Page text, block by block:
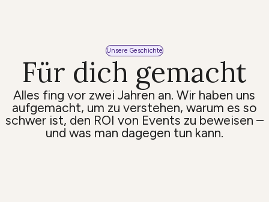
Unsere Geschichte
Für dich gemacht
Alles fing vor zwei Jahren an. Wir haben uns
aufgemacht, um zu verstehen, warum es so
schwer ist, den ROI von Events zu beweisen –
und was man dagegen tun kann.